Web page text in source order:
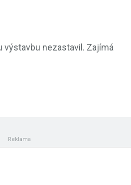
výstavbu nezastavil. Zajímá